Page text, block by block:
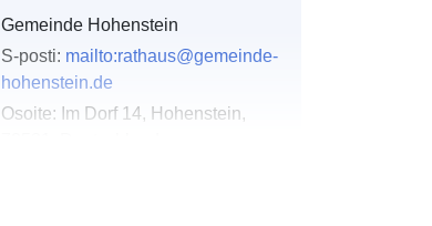
Gemeinde Hohenstein
S-posti: mailto:rathaus@gemeinde-
hohenstein.de
Osoite: Im Dorf 14, Hohenstein,